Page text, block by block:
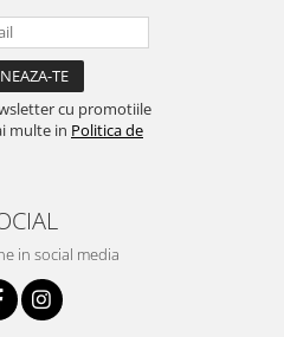
cu promotiile
multe in Politica de
in social media